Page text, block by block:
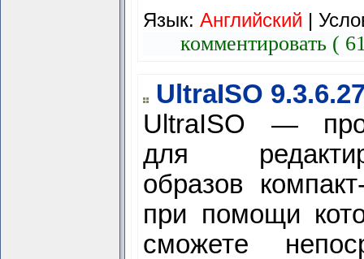
Язык:Английский |
комментировать (
UltraISO
UltraISO —
для
образов
при помощи
сможете